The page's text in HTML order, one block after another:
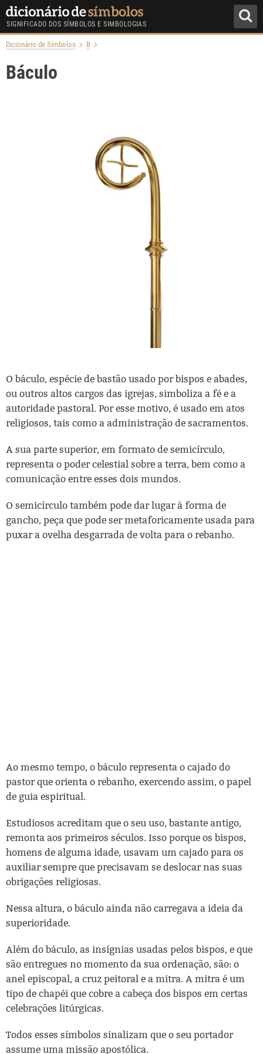
SIGNIFICADO DOS SÍMBOLOS E SIMBOLOGIAS
Dicionário de Símbolos B
Báculo
O báculo, espécie de bastão usado por bispos e abades,
ou outros altos cargos das igrejas, simboliza a fé e a
autoridade pastoral. Por esse motivo, é usado em atos
religiosos, tais como a administração de sacramentos.
A sua parte superior, em formato de semicírculo,
representa o poder celestial sobre a terra, bem como a
comunicação entre esses dois mundos.
O semicírculo também pode dar lugar à forma de
gancho, peça que pode ser metaforicamente usada para
puxar a ovelha desgarrada de volta para o rebanho.
Ao mesmo tempo, o báculo representa o cajado do
pastor que orienta o rebanho, exercendo assim, o papel
de guia espiritual.
Estudiosos acreditam que o seu uso, bastante antigo,
remonta aos primeiros séculos. Isso porque os bispos,
homens de alguma idade, usavam um cajado para os
auxiliar sempre que precisavam se deslocar nas suas
obrigações religiosas.
Nessa altura, o báculo ainda não carregava a ideia da
superioridade.
Além do báculo, as insígnias usadas pelos bispos, e que
são entregues no momento da sua ordenação, são: o
anel episcopal, a cruz peitoral e a mitra. A mitra é um
tipo de chapéi que cobre a cabeça dos bispos em certas
celebrações litúrgicas.
Todos esses símbolos sinalizam que o seu portador
assume uma missão apostólica.